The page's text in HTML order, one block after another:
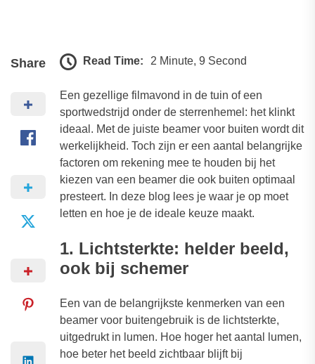
Share Read Time: 2 Minute, 9 Second
Een gezellige filmavond in de tuin of een
sportwedstrijd onder de sterrenhemel: het klinkt
ideaal. Met de juiste beamer voor buiten wordt dit
werkelijkheid. Toch zijn er een aantal belangrijke
factoren om rekening mee te houden bij het
kiezen van een beamer die ook buiten optimaal
presteert. In deze blog lees je waar je op moet
letten en hoe je de ideale keuze maakt.
1. Lichtsterkte: helder beeld,
ook bij schemer
Een van de belangrijkste kenmerken van een
beamer voor buitengebruik is de lichtsterkte,
uitgedrukt in lumen. Hoe hoger het aantal lumen,
hoe beter het beeld zichtbaar blijft bij